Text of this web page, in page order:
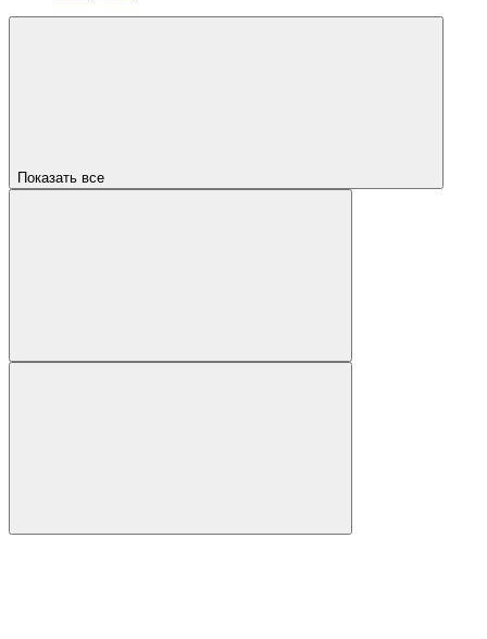
Показать все